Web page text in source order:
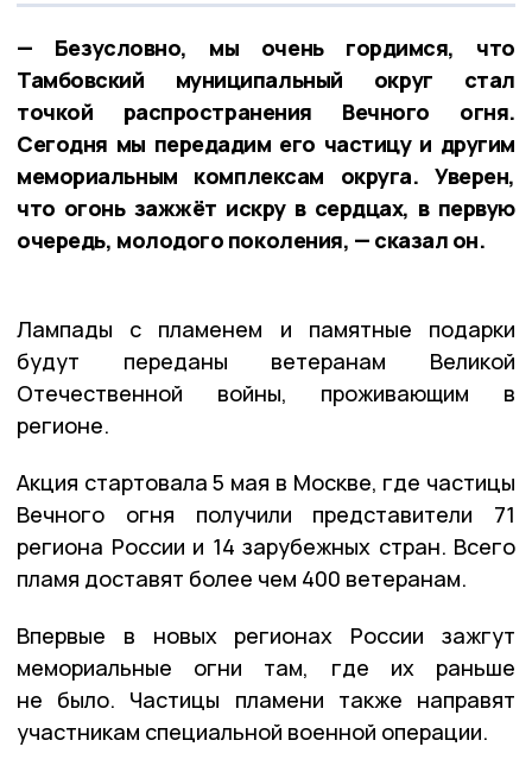
— Безусловно, мы очень гордимся, что
Тамбовский муниципальный округ стал
точкой распространения Вечного огня.
Сегодня мы передадим его частицу и другим
мемориальным комплексам округа. Уверен,
что огонь зажжёт искру в сердцах, в первую
очередь, молодого поколения, — сказал он.
Лампады с пламенем и памятные подарки
будут переданы ветеранам Великой
Отечественной войны, проживающим в
регионе.
Акция стартовала 5 мая в Москве, где частицы
Вечного огня получили представители 71
региона России и 14 зарубежных стран. Всего
пламя доставят более чем 400 ветеранам.
Впервые в новых регионах России зажгут
мемориальные огни там, где их раньше
не было. Частицы пламени также направят
участникам специальной военной операции.